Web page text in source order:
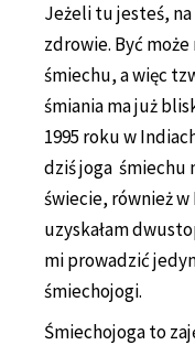
Jeżeli tu jesteś,
zdrowie. Być może
śmiechu, a więc
śmiania ma już
1995 roku w
dziś joga śmiechu
świecie, również w
uzyskałam
mi prowadzić
śmiechojogi.
Śmiechojoga to